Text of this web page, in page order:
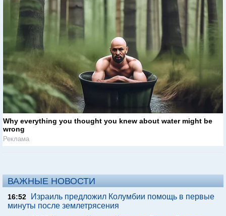
Why everything you thought you knew about water might be
wrong
Реклама
ВАЖНЫЕ НОВОСТИ
16:52
Израиль предложил Колумбии помощь в первые
минуты после землетрясения